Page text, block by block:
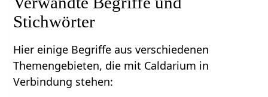
Stichwörter
Hier einige Begriffe aus verschiedenen
Themengebieten, die mit Caldarium in
Verbindung stehen: